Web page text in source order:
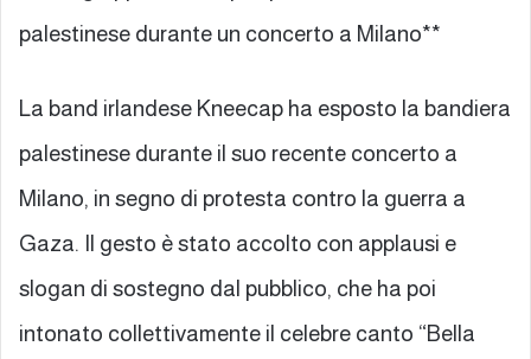
palestinese durante un concerto a Milano**
La band irlandese Kneecap ha esposto la bandiera
palestinese durante il suo recente concerto a
Milano, in segno di protesta contro la guerra a
Gaza. Il gesto è stato accolto con applausi e
slogan di sostegno dal pubblico, che ha poi
intonato collettivamente il celebre canto “Bella